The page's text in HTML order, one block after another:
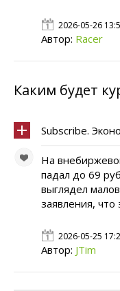
2026-05-26
Автор: Racer
Каким будет
Subscribe.
На
падал до 69
выглядел
заявления, что
2026-05-25
Автор: JTim